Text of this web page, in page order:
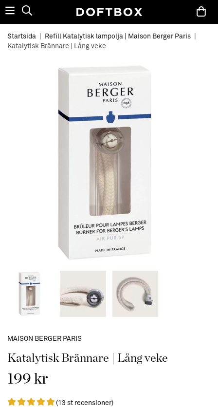
Startsida Refill Katalytisk lampolja | Maison Berger Paris
Katalytisk Brännare | Lång veke
MAISON BERGER PARIS
Katalytisk Brännare | Lång veke
199 kr
(13 st recensioner)